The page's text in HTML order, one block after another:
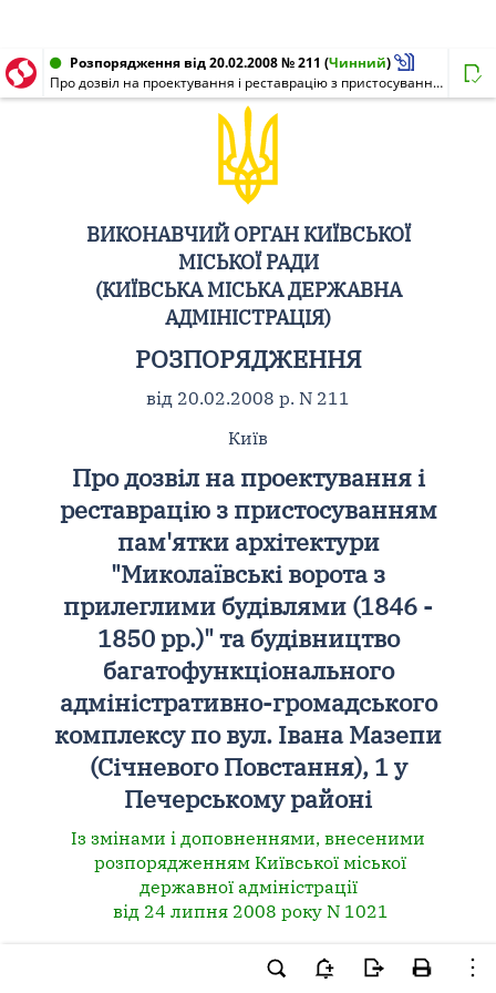
Розпорядження від 20.02.2008 № 211 (Чинний)
Про дозвіл на проектування і реставрацію з пристосуванням пам'ятки архітектури "Миколаївські ворота з прилеглими будівлями (1846 - 1850 рр.)" та будівництво багатофункціонального адміністративно-громадського комплексу по вул. Івана Мазепи (Січневого Повстання), 1 у Печерському районі
ВИКОНАВЧИЙ ОРГАН КИЇВСЬКОЇ
МІСЬКОЇ РАДИ
(КИЇВСЬКА МІСЬКА ДЕРЖАВНА
АДМІНІСТРАЦІЯ)
РОЗПОРЯДЖЕННЯ
від 20.02.2008 р. N 211
Київ
Про дозвіл на проектування і
реставрацію з пристосуванням
пам'ятки архітектури
"Миколаївські ворота з
прилеглими будівлями (1846 -
1850 рр.)" та будівництво
багатофункціонального
адміністративно-громадського
комплексу по вул. Івана Мазепи
(Січневого Повстання), 1 у
Печерському районі
Із змінами і доповненнями, внесеними
розпорядженням Київської міської
державної адміністрації
від 24 липня 2008 року N 1021
самоврядування в Україні"
,
"Про